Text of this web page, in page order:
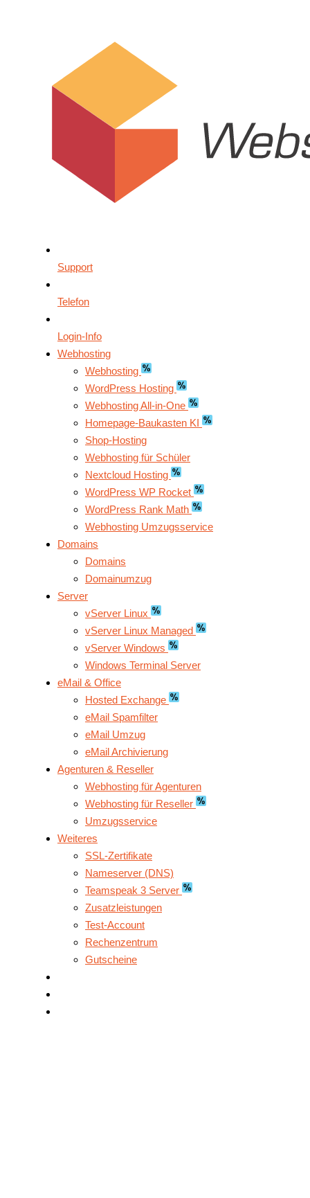
Support
Telefon
Login-Info
Webhosting
Webhosting
WordPress Hosting
Webhosting All-in-One
Homepage-Baukasten KI
Shop-Hosting
Webhosting für Schüler
Nextcloud Hosting
WordPress WP Rocket
WordPress Rank Math
Webhosting Umzugsservice
Domains
Domains
Domainumzug
Server
vServer Linux
vServer Linux Managed
vServer Windows
Windows Terminal Server
eMail & Office
Hosted Exchange
eMail Spamfilter
eMail Umzug
eMail Archivierung
Agenturen & Reseller
Webhosting für Agenturen
Webhosting für Reseller
Umzugsservice
Weiteres
SSL-Zertifikate
Nameserver (DNS)
Teamspeak 3 Server
Zusatzleistungen
Test-Account
Rechenzentrum
Gutscheine